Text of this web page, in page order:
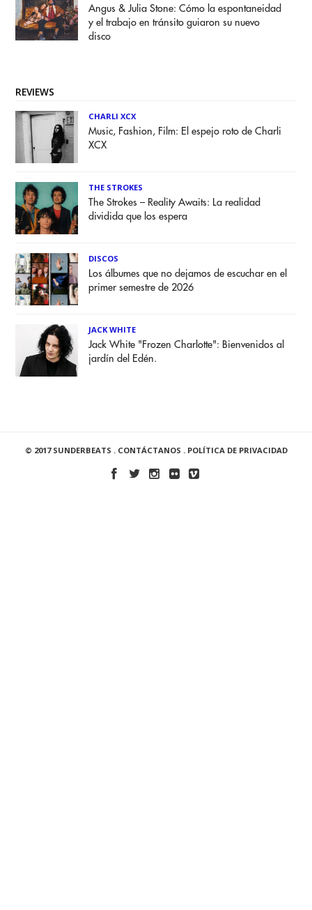
Angus & Julia Stone: Cómo la espontaneidad
y el trabajo en tránsito guiaron su nuevo
disco
REVIEWS
CHARLI XCX
Music, Fashion, Film: El espejo roto de Charli
XCX
THE STROKES
The Strokes – Reality Awaits: La realidad
dividida que los espera
DISCOS
Los álbumes que no dejamos de escuchar en el
primer semestre de 2026
JACK WHITE
Jack White "Frozen Charlotte": Bienvenidos al
jardín del Edén.
© 2017 SUNDERBEATS . CONTÁCTANOS . POLÍTICA DE PRIVACIDAD